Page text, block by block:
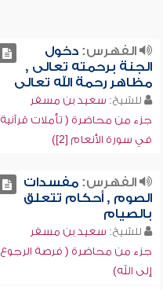
الفهرس:دخول
الجنة برحمته تعالى ,
مظاهر رحمة الله تعالى
للشيخ: سعيد بن مسفر
جزء من محاضرة ( تأملات قرآنية
في سورة الأنعام [2])
الفهرس:مفسدات
الصوم , أحكام تتعلق
بالصيام
للشيخ: سعيد بن مسفر
جزء من محاضرة ( فرصة الرجوع
إلى الله)